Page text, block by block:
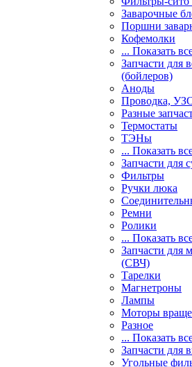
Заварочные
Поршни
Кофемолки
... Показать
Запчасти для
(бойлеров)
Аноды
Проводка,
Разные
Термостаты
ТЭНы
... Показать
Запчасти для
Фильтры
Ручки люка
Ремни
Ролики
... Показать
Запчасти для
(СВЧ)
Тарелки
Магнетроны
Лампы
Моторы
Разное
... Показать
Запчасти для
Угольные